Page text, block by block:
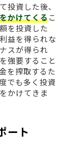
投資した後、
かけてくるこ
を投資した
益を得られな
スが得られ
強要すること
を搾取するた
でも多く投資
かけてきま
ート